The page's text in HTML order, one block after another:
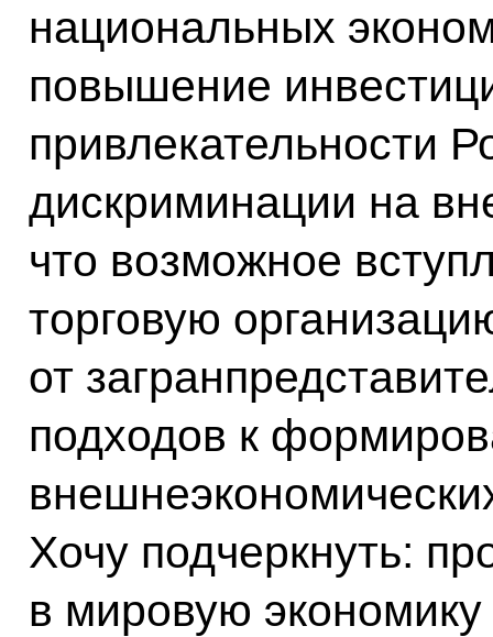
национальных
повышение
привлекательности
дискриминации на
что возможное
торговую
от
подходов к
Хочу подчеркнуть:
в мировую